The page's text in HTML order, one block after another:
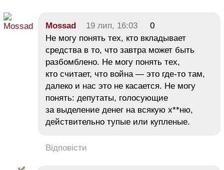
Mossad 19 лип, 16:03
0
Не могу понять тех, кто вкладывает
средства в то, что завтра может быть
разбомблено. Не могу понять тех,
кто считает, что война — это где-то там,
далеко и нас это не касается. Не могу
понять: депутаты, голосующие
за выделение денег на всякую х**ню,
действительно тупые или купленые.
Відповісти